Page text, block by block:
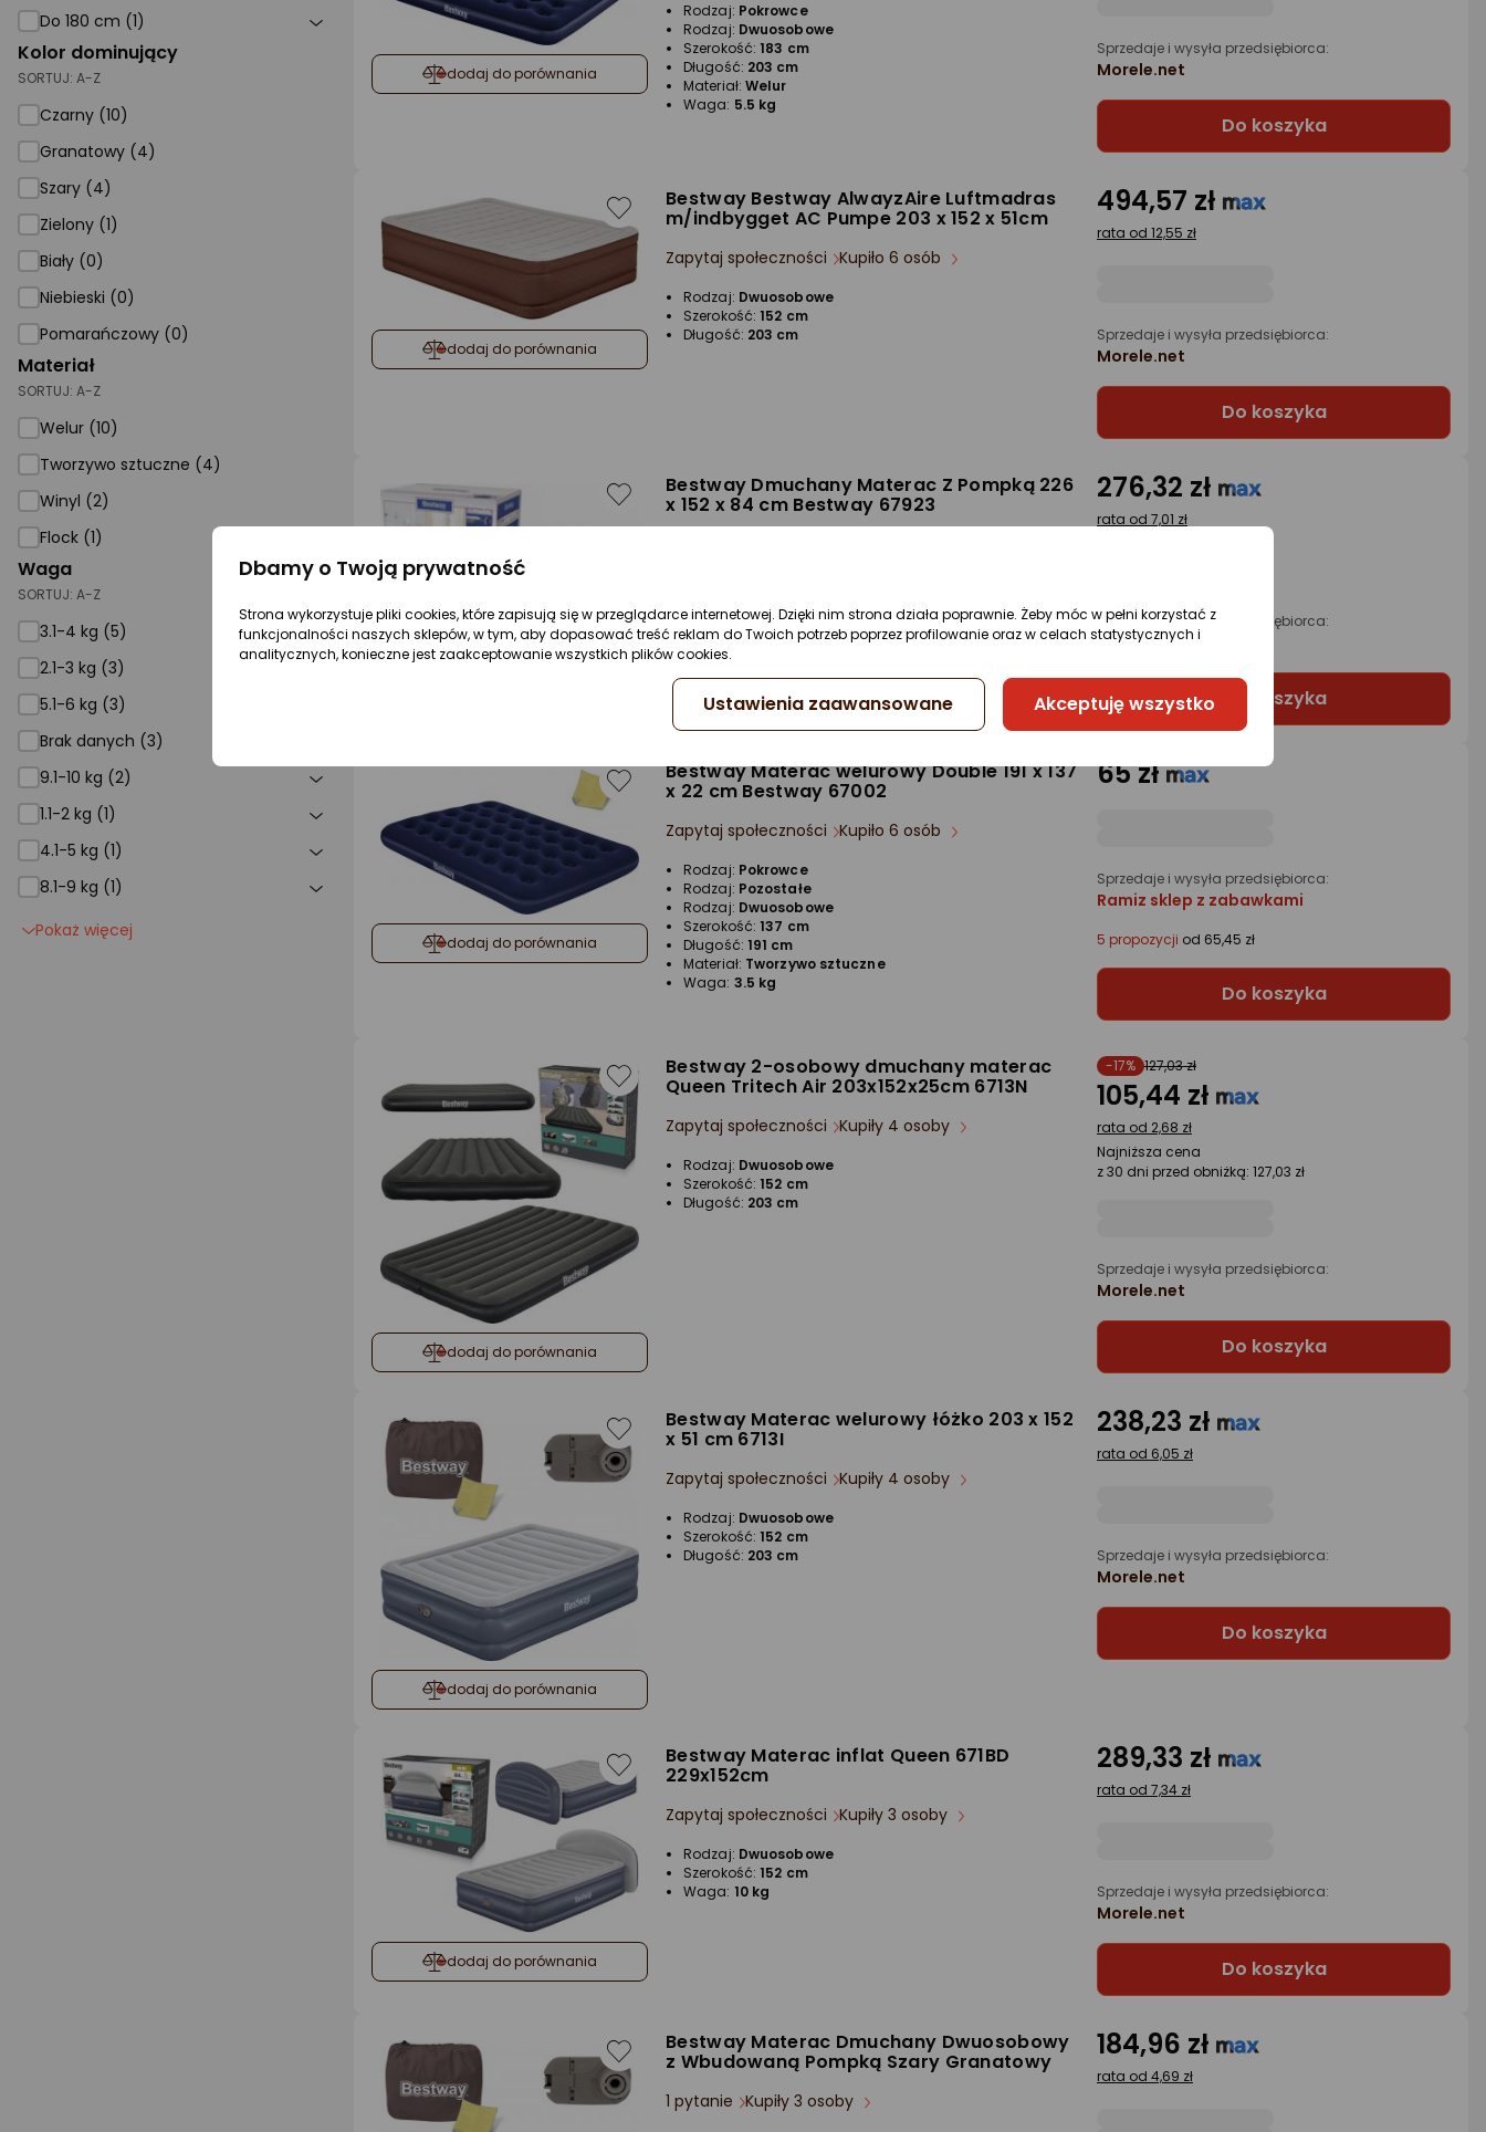
Do 180 cm (1)
Kolor dominujący
SORTUJ: A-Z
Czarny (10)
Granatowy (4)
Szary (4)
Zielony (1)
Biały (0)
Niebieski (0)
Pomarańczowy (0)
Materiał
SORTUJ: A-Z
Welur (10)
Tworzywo sztuczne (4)
Winyl (2)
Flock (1)
Waga
SORTUJ: A-Z
3.1-4 kg (5)
2.1-3 kg (3)
5.1-6 kg (3)
Brak danych (3)
9.1-10 kg (2)
1.1-2 kg (1)
4.1-5 kg (1)
8.1-9 kg (1)
Pokaż więcej
dodaj do porównania
5/5
gwiazdki
Rodzaj: Pokrowce
Rodzaj: Dwuosobowe
Szerokość: 183 cm
Długość: 203 cm
Materiał: Welur
Waga: 5.5 kg
Sprzedaje i wysyła przedsiębiorca:
Morele.net
Do koszyka
dodaj do porównania
Bestway Bestway AlwayzAire Luftmadras
m/indbygget AC Pumpe 203 x 152 x 51cm
Zapytaj społeczności Kupiło 6 osób
Rodzaj: Dwuosobowe
Szerokość: 152 cm
Długość: 203 cm
494,57 zł
rata od 12,55 zł
Sprzedaje i wysyła przedsiębiorca:
Morele.net
Do koszyka
Bestway Dmuchany Materac Z Pompką 226
x 152 x 84 cm Bestway 67923 276,32 zł
rata od 7,01 zł
Sprzedaje i wysyła przedsiębiorca:
Morele.net
Do koszyka
dodaj do porównania
Bestway Materac welurowy Double 191 x 137
x 22 cm Bestway 67002
Zapytaj społeczności Kupiło 6 osób
Rodzaj: Pokrowce
Rodzaj: Pozostałe
Rodzaj: Dwuosobowe
Szerokość: 137 cm
Długość: 191 cm
Materiał: Tworzywo sztuczne
Waga: 3.5 kg
65 zł
Sprzedaje i wysyła przedsiębiorca:
Ramiz sklep z zabawkami
5 propozycji od 65,45 zł
Do koszyka
dodaj do porównania
Bestway 2-osobowy dmuchany materac
Queen Tritech Air 203x152x25cm 6713N
Zapytaj społeczności Kupiły 4 osoby
Rodzaj: Dwuosobowe
Szerokość: 152 cm
Długość: 203 cm
-17% 127,03 zł
105,44 zł
rata od 2,68 zł
Najniższa cena
z 30 dni przed obniżką: 127,03 zł
Sprzedaje i wysyła przedsiębiorca:
Morele.net
Do koszyka
dodaj do porównania
Bestway Materac welurowy łóżko 203 x 152
x 51 cm 6713I
Zapytaj społeczności Kupiły 4 osoby
Rodzaj: Dwuosobowe
Szerokość: 152 cm
Długość: 203 cm
238,23 zł
rata od 6,05 zł
Sprzedaje i wysyła przedsiębiorca:
Morele.net
Do koszyka
dodaj do porównania
Bestway Materac inflat Queen 671BD
229x152cm
Zapytaj społeczności Kupiły 3 osoby
Rodzaj: Dwuosobowe
Szerokość: 152 cm
Waga: 10 kg
289,33 zł
rata od 7,34 zł
Sprzedaje i wysyła przedsiębiorca:
Morele.net
Do koszyka
Bestway Materac Dmuchany Dwuosobowy
z Wbudowaną Pompką Szary Granatowy
1 pytanie Kupiły 3 osoby
184,96 zł
rata od 4,69 zł
Dbamy o Twoją prywatność
Strona wykorzystuje pliki cookies, które zapisują się w przeglądarce internetowej. Dzięki nim strona działa poprawnie. Żeby móc w pełni korzystać z
funkcjonalności naszych sklepów, w tym, aby dopasować treść reklam do Twoich potrzeb poprzez profilowanie oraz w celach statystycznych i
analitycznych, konieczne jest zaakceptowanie wszystkich plików cookies.
Ustawienia zaawansowane Akceptuję wszystko